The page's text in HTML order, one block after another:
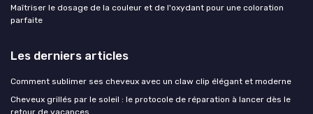
Maîtriser le dosage de la couleur et de l'oxydant pour une coloration
parfaite
Les derniers articles
Comment sublimer ses cheveux avec un claw clip élégant et moderne
Cheveux grillés par le soleil : le protocole de réparation à lancer dès le
retour de vacances